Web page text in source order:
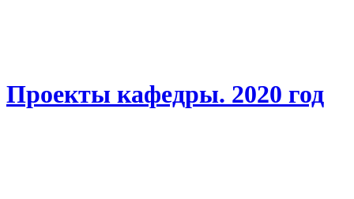
Проекты кафедры. 2020 год